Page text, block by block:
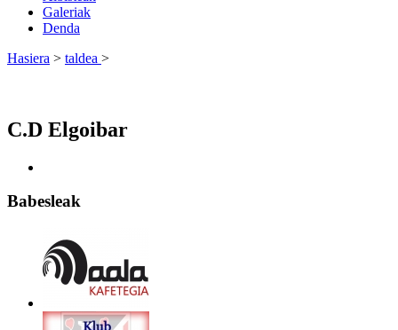
Galeriak
Denda
Hasiera > taldea >
C.D Elgoibar
Babesleak